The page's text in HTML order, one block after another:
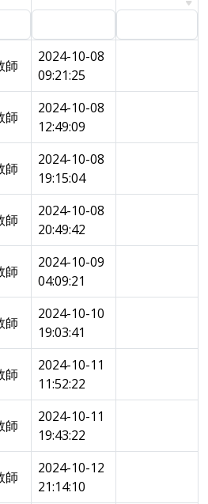
師
2024-10-08
09:21:25
師
2024-10-08
12:49:09
師
2024-10-08
19:15:04
師
2024-10-08
20:49:42
師
2024-10-09
04:09:21
師
2024-10-10
19:03:41
師
2024-10-11
11:52:22
師
2024-10-11
19:43:22
師
2024-10-12
21:14:10